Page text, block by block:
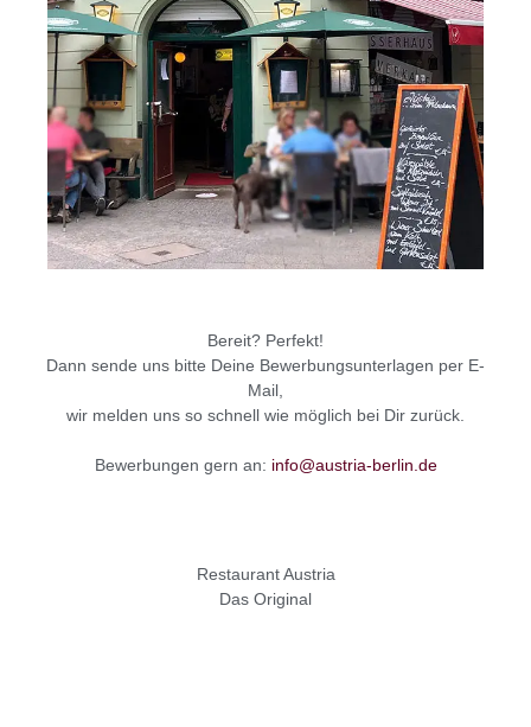
Bereit? Perfekt!
Dann sende uns bitte Deine Bewerbungsunterlagen per E-
Mail,
wir melden uns so schnell wie möglich bei Dir zurück.
Bewerbungen gern an: info@austria-berlin.de
Restaurant Austria
Das Original